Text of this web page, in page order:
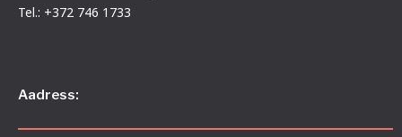
Tel.: +372 746 1733
Aadress: